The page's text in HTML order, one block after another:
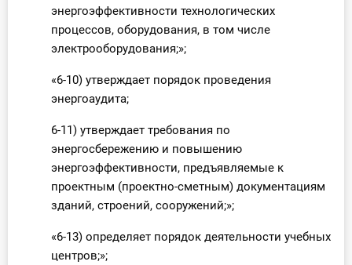
энергоэффективности технологических
процессов, оборудования, в том числе
электрооборудования;»;
«6-10) утверждает порядок проведения
энергоаудита;
6-11) утверждает требования по
энергосбережению и повышению
энергоэффективности, предъявляемые к
проектным (проектно-сметным) документациям
зданий, строений, сооружений;»;
«6-13) определяет порядок деятельности учебных
центров;»;